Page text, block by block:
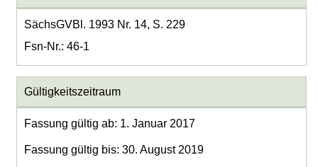
SächsGVBl. 1993 Nr. 14, S. 229
Fsn-Nr.: 46-1
Gültigkeitszeitraum
Fassung gültig ab: 1. Januar 2017
Fassung gültig bis: 30. August 2019